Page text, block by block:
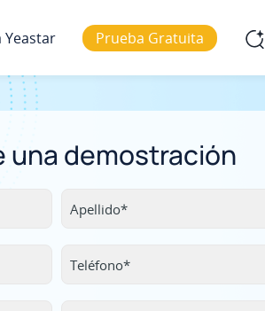
Yeastar Prueba Gratuita
una demostración